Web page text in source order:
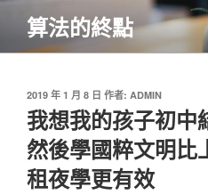
主
算法的終點
發
佈
於
2019 年 1 月 8 日 作者: ADMIN
我想我的孩子初中
然後學國粹文明比
租夜學更有效